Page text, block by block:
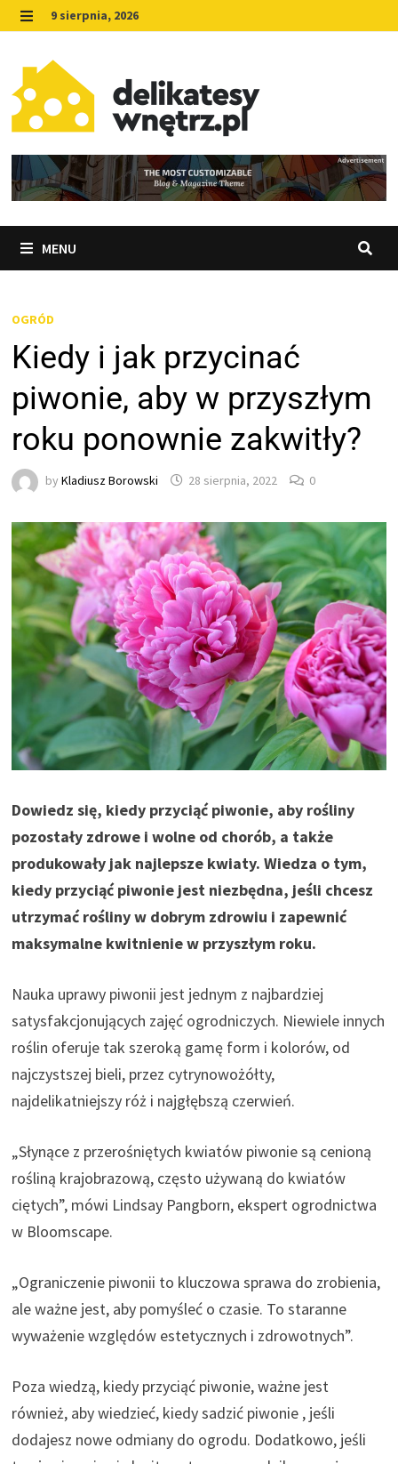
Skip
to
content
MENU
9 sierpnia, 2026
MENU
OGRÓD
Kiedy i jak przycinać
piwonie, aby w przyszłym
roku ponownie zakwitły?
byKladiusz Borowski 28 sierpnia, 2022 0
Dowiedz się, kiedy przyciąć piwonie, aby rośliny
pozostały zdrowe i wolne od chorób, a także
produkowały jak najlepsze kwiaty. Wiedza o tym,
kiedy przyciąć piwonie jest niezbędna, jeśli chcesz
utrzymać rośliny w dobrym zdrowiu i zapewnić
maksymalne kwitnienie w przyszłym roku.
Nauka uprawy piwonii jest jednym z najbardziej
satysfakcjonujących zajęć ogrodniczych. Niewiele innych
roślin oferuje tak szeroką gamę form i kolorów, od
najczystszej bieli, przez cytrynowożółty,
najdelikatniejszy róż i najgłębszą czerwień.
„Słynące z przerośniętych kwiatów piwonie są cenioną
rośliną krajobrazową, często używaną do kwiatów
ciętych”, mówi Lindsay Pangborn, ekspert ogrodnictwa
w Bloomscape.
„Ograniczenie piwonii to kluczowa sprawa do zrobienia,
ale ważne jest, aby pomyśleć o czasie. To staranne
wyważenie względów estetycznych i zdrowotnych”.
Poza wiedzą, kiedy przyciąć piwonie, ważne jest
również, aby wiedzieć, kiedy sadzić piwonie , jeśli
dodajesz nowe odmiany do ogrodu. Dodatkowo, jeśli